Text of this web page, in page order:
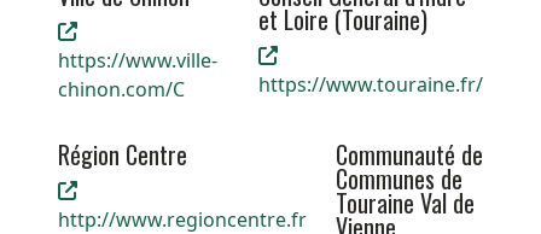
https://www.ville-
chinon.com/C
et Loire (Touraine)
https://www.touraine.fr/
Région Centre
http://www.regioncentre.fr
Communauté de
Communes de
Touraine Val de